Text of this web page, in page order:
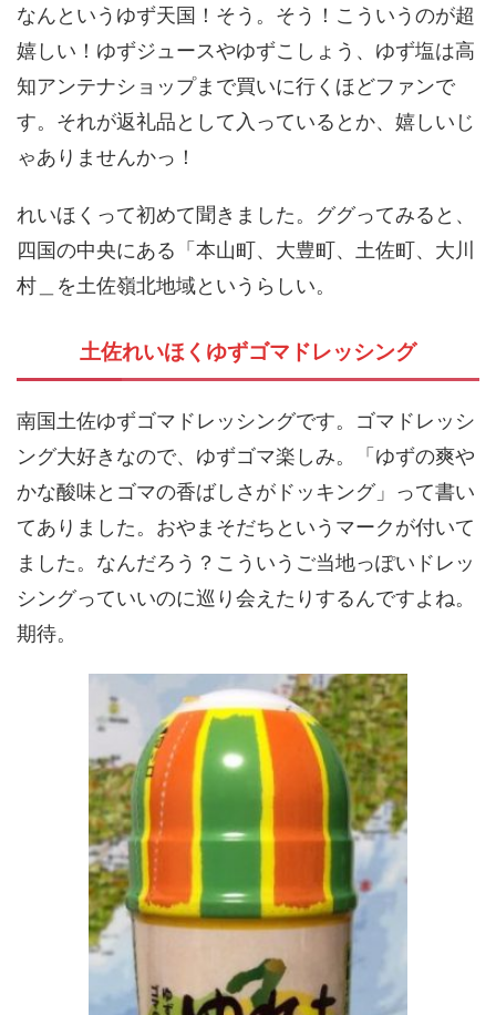
なんというゆず天国！そう。そう！こういうのが超
嬉しい！ゆずジュースやゆずこしょう、ゆず塩は高
知アンテナショップまで買いに行くほどファンで
す。それが返礼品として入っているとか、嬉しいじ
ゃありませんかっ！
れいほくって初めて聞きました。ググってみると、
四国の中央にある「本山町、大豊町、土佐町、大川
村＿を土佐嶺北地域というらしい。
土佐れいほくゆずゴマドレッシング
南国土佐ゆずゴマドレッシングです。ゴマドレッシ
ング大好きなので、ゆずゴマ楽しみ。「ゆずの爽や
かな酸味とゴマの香ばしさがドッキング」って書い
てありました。おやまそだちというマークが付いて
ました。なんだろう？こういうご当地っぽいドレッ
シングっていいのに巡り会えたりするんですよね。
期待。